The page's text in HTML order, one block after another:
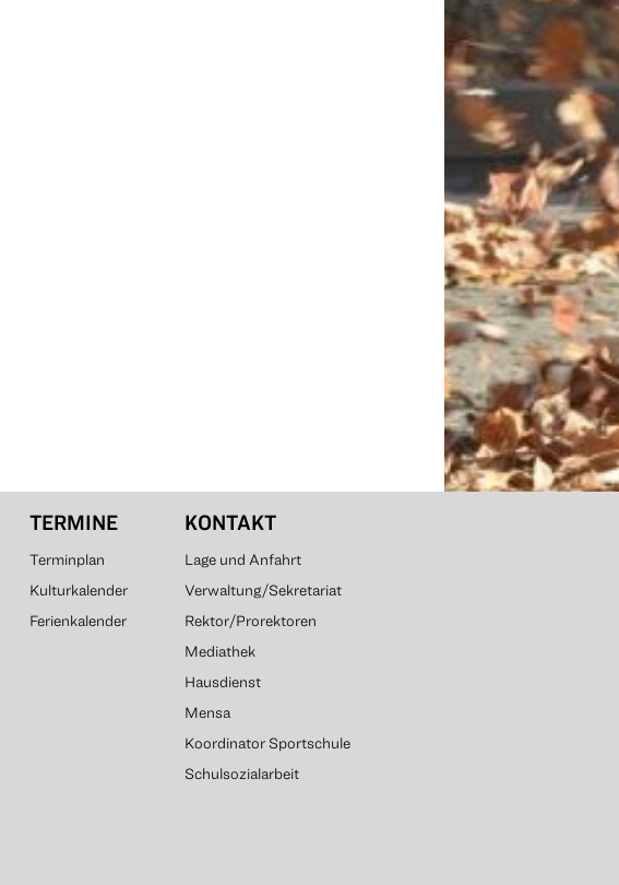
TERMINE
Terminplan
Kulturkalender
Ferienkalender
KONTAKT
Lage und Anfahrt
Verwaltung/Sekretariat
Rektor/Prorektoren
Mediathek
Hausdienst
Mensa
Koordinator Sportschule
Schulsozialarbeit